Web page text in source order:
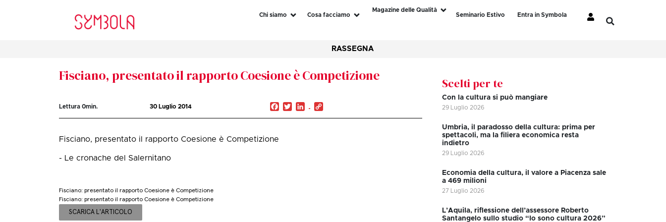
Chi siamo Cosa facciamo
Magazine delle Qualità
Seminario Estivo
Entra in Symbola
RASSEGNA
Fisciano, presentato il rapporto Coesione è Competizione
Lettura0min. 30 Luglio 2014 Facebook
TwitterLinkedIn
Fisciano, presentato il rapporto Coesione è Competizione
- Le cronache del Salernitano
Fisciano: presentato il rapporto Coesione è Competizione
Fisciano: presentato il rapporto Coesione è Competizione
SCARICA L'ARTICOLO
Scelti per te
Con la cultura si può mangiare
29 Luglio 2026
Umbria, il paradosso della cultura: prima per
spettacoli, ma la filiera economica resta
indietro
29 Luglio 2026
Economia della cultura, il valore a Piacenza sale
a 469 milioni
27 Luglio 2026
L’Aquila, riflessione dell’assessore Roberto
Santangelo sullo studio “Io sono cultura 2026”